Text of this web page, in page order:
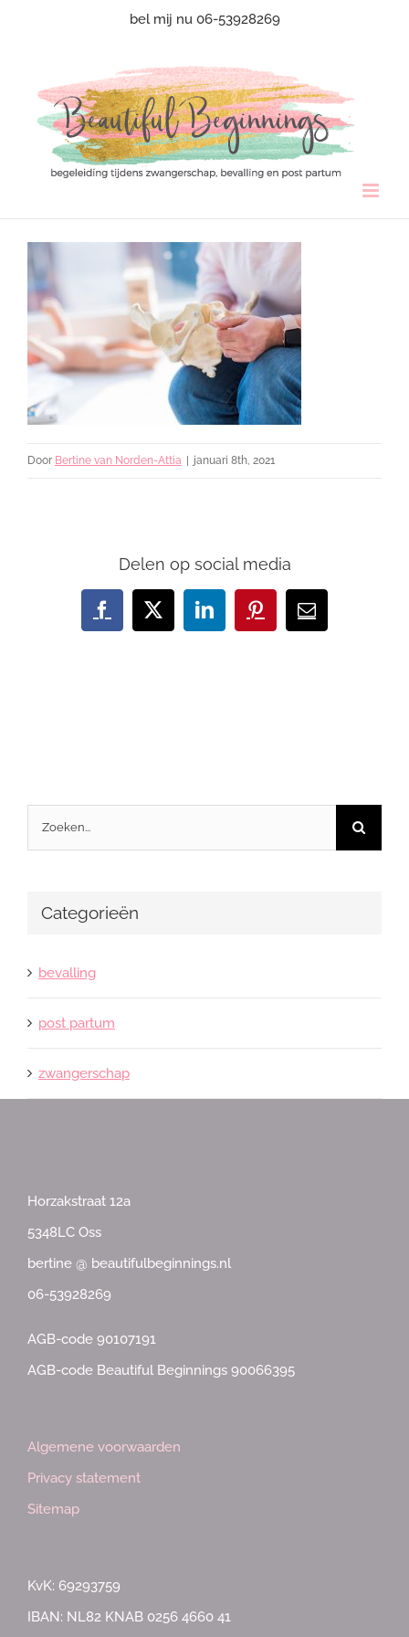
bel mij nu 06-53928269
Door Bertine van Norden-Attia | januari 8th, 2021
Delen op social media
Facebook
X LinkedInPinterest
E-
mail
Zoeken
naar:
Categorieën
bevalling
post partum
zwangerschap
Horzakstraat 12a
5348LC Oss
bertine @ beautifulbeginnings.nl
06-53928269
AGB-code 90107191
AGB-code Beautiful Beginnings 90066395
Algemene voorwaarden
Privacy statement
Sitemap
KvK: 69293759
IBAN: NL82 KNAB 0256 4660 41